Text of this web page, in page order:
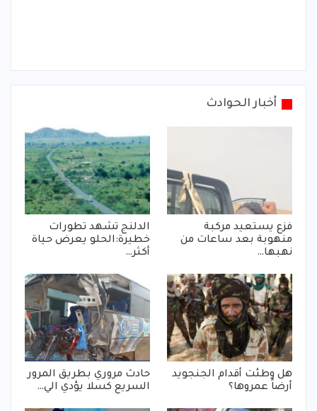
أخبار الحوادث
فزع يستعيد مركبة
منهوبة بعد ساعات من
نهبها…
الدلنج تشهد تطورات
خطيرة:الحلو يعرض حياة
أكثر…
هل وطئت أقدام الجنجويد
أرضاً عمروها؟
حادث مروري بطريق المرور
السريع كسلا يؤدي الي…